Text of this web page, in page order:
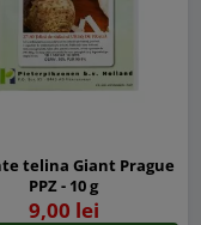
telina Giant Prague
PPZ - 10 g
9,00 lei